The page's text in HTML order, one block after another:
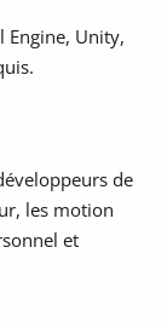
Engine, Unity,
de
les motion
et